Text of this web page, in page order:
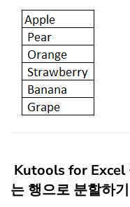
Kutools for Excel
는 행으로 분할하기